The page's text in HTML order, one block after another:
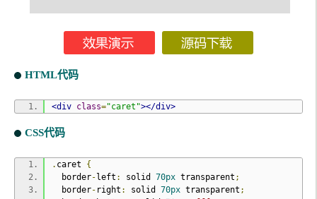
HTML代码
<div class="caret"></div>
CSS代码
. caret {
border-left : solid 70px transparent ;
border- right : solid 70px transparent ;